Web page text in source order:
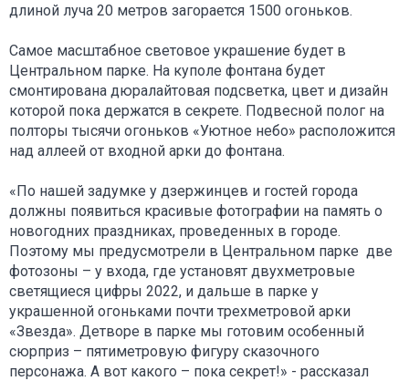
длиной луча 20 метров загорается 1500 огоньков.
Самое масштабное световое украшение будет в
Центральном парке. На куполе фонтана будет
смонтирована дюралайтовая подсветка, цвет и дизайн
которой пока держатся в секрете. Подвесной полог на
полторы тысячи огоньков «Уютное небо» расположится
над аллеей от входной арки до фонтана.
«По нашей задумке у дзержинцев и гостей города
должны появиться красивые фотографии на память о
новогодних праздниках, проведенных в городе.
Поэтому мы предусмотрели в Центральном парке две
фотозоны – у входа, где установят двухметровые
светящиеся цифры 2022, и дальше в парке у
украшенной огоньками почти трехметровой арки
«Звезда». Детворе в парке мы готовим особенный
сюрприз – пятиметровую фигуру сказочного
персонажа. А вот какого – пока секрет!» - рассказал